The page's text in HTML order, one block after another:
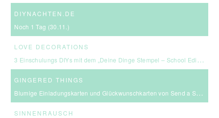
DIYNACHTEN.DE
Noch 1 Tag (30.11.)
LOVE DECORATIONS
3 Einschulungs DIYs mit dem „Deine Dinge Stempel – School Edition“ #BackToSchool + Gewinnspiel
GINGERED THINGS
Blumige Einladungskarten und Glückwunschkarten von Send a Smile
SINNENRAUSCH